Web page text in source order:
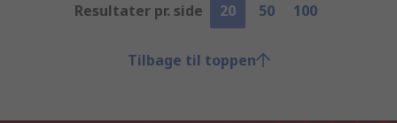
Resultater pr. side
20 50 100
Tilbage til toppen